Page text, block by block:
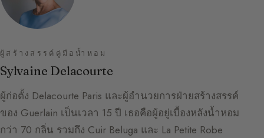
ผู้สร้างสรรค์คู่มือน้ำหอม
Sylvaine Delacourte
ผู้ก่อตั้ง Delacourte Paris และผู้อำนวยการฝ่ายสร้างสรรค์
ของ Guerlain เป็นเวลา 15 ปี เธอคือผู้อยู่เบื้องหลังน้ำหอม
กว่า 70 กลิ่น รวมถึง Cuir Beluga และ La Petite Robe